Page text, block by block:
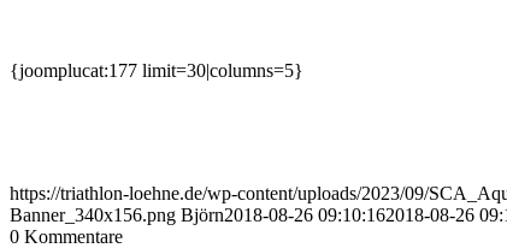
{joomplucat:177 limit=30|columns=5}
https://triathlon-loehne.de/wp-content/uploads/2023/09/
Banner_340x156.png Björn2018-08-26 09:10:162018-08-26
0 Kommentare